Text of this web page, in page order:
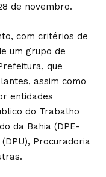
de novembro.
com critérios de
um grupo de
que
assim como
entidades
do Trabalho
da Bahia (DPE-
Procuradoria